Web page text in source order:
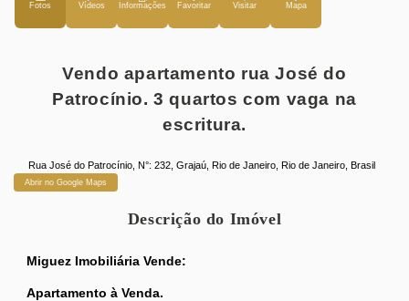
Fotos Vídeos Favoritar Mapa
Vendo apartamento rua José do
Patrocínio. 3 quartos com vaga na
escritura.
Rua José do Patrocínio ,N°: 232 ,Grajaú ,Rio de Janeiro ,Rio de Janeiro ,Brasil
Abrir no Google Maps
Descrição do Imóvel
Miguez Imobiliária Vende:
Apartamento à Venda.